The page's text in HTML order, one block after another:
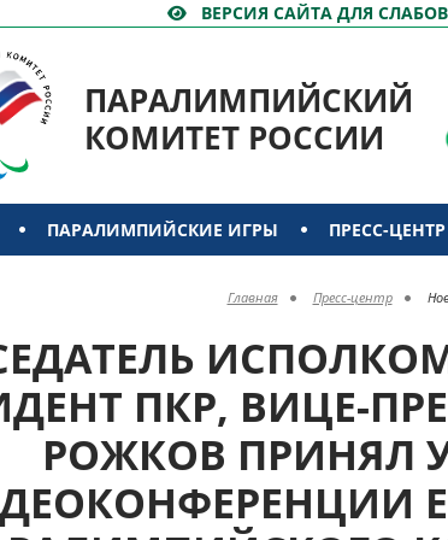
ВЕРСИЯ САЙТА ДЛЯ
ПАРАЛИМПИЙСКИЙ
КОМИТЕТ РОССИИ
ПАРАЛИМПИЙСКИЕ ИГРЫ ПРЕСС-ЦЕНТР
Главная Пресс-центр
ПКР, ВИЦЕ-
РОЖКОВ ПРИНЯЛ